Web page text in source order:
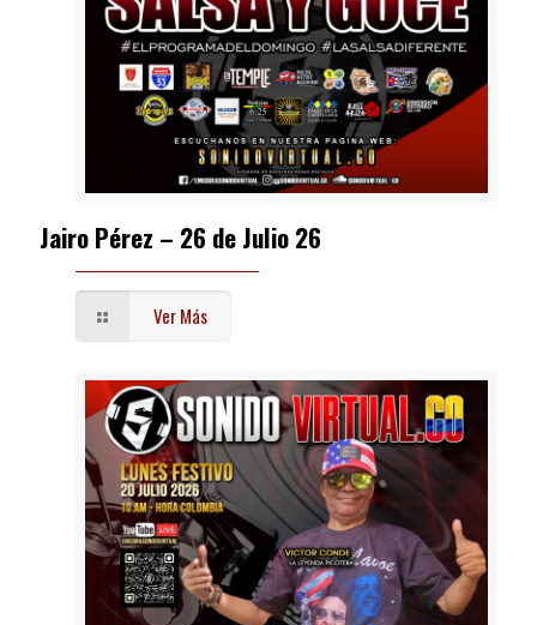
Jairo Pérez – 26 de Julio 26
Ver Más